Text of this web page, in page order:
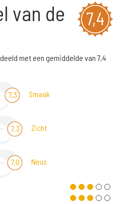
7,4
van de
met een gemiddelde van 7,4
7,3 Smaak
7,3 Zicht
7,0 Neus